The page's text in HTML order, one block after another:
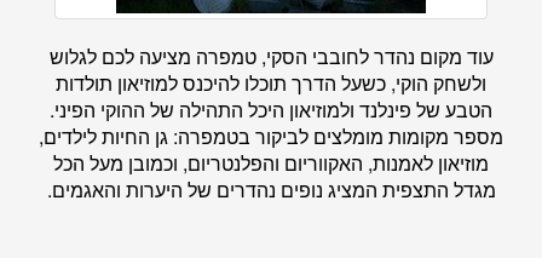
עוד מקום נהדר לחובבי הסקי, טמפרה מציעה לכם לגלוש
ולשחק הוקי, כשעל הדרך תוכלו להיכנס למוזיאון תולדות
הטבע של פינלנד ולמוזיאון היכל התהילה של ההוקי הפיני.
מספר מקומות מומלצים לביקור בטמפרה: גן החיות לילדים,
מוזיאון לאמנות, האקווריום והפלנטריום, וכמובן מעל הכל
מגדל התצפית המציג נופים נהדרים של היערות והאגמים.